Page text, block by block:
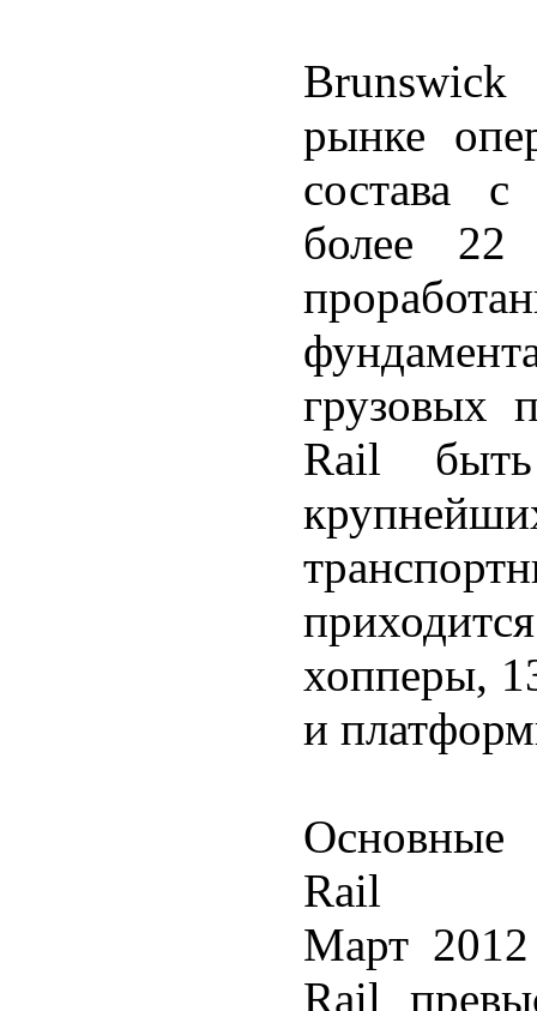
рынке
состава
более 22
грузовых
Rail
хопперы,
и
Основные
Rail
Март
Rail